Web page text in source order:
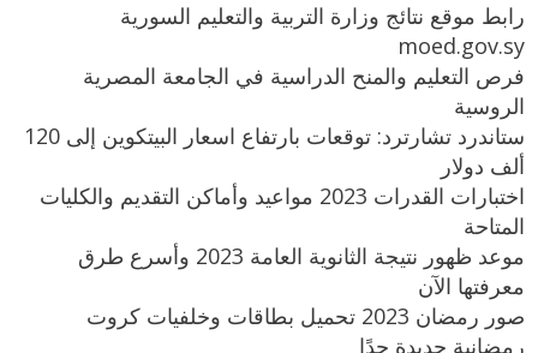
رابط موقع نتائج وزارة التربية والتعليم السورية
moed.gov.sy
فرص التعليم والمنح الدراسية في الجامعة المصرية
الروسية
ستاندرد تشارترد: توقعات بارتفاع اسعار البيتكوين إلى 120
ألف دولار
اختبارات القدرات 2023 مواعيد وأماكن التقديم والكليات
المتاحة
موعد ظهور نتيجة الثانوية العامة 2023 وأسرع طرق
معرفتها الآن
صور رمضان 2023 تحميل بطاقات وخلفيات كروت
رمضانية جديدة جدًا